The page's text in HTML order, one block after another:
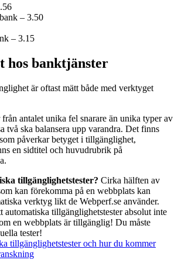
– 3.50
– 3.15
hos banktjänster
är oftast mätt både med verktyget
antalet unika fel snarare än unika typer av
två ska balansera upp varandra. Det finns
påverkar betyget i tillgänglighet,
en sidtitel och huvudrubrik på
tillgänglighets­tester? Cirka hälften av
kan förekomma på en webbplats kan
verktyg likt de Webperf.se använder.
automatiska tillgänglighets­tester absolut inte
en webbplats är tillgänglig! Du måste
tester!
tillgänglighets­tester och hur du kommer